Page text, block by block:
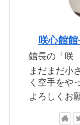
咲心館
館長の「咲
まだまだ小
く空手をや
よろしくお